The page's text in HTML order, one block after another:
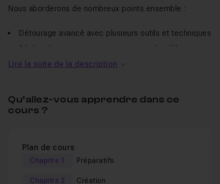
Nous aborderons de nombreux points ensemble :
Détourage avancé avec plusieurs outils et techniques
Règles de composition pour agencer les éléments
dans le cadre
Maîtrise des calques, logique des dossiers et de
masques
couches
Utilisation d'effets esthétique propre à Photoshop
Lire la suite de la description
Qu’allez-vous apprendre dans ce
cours ?
Plan de cours
Chapitre 1 Préparatifs
Chapitre 2 Création